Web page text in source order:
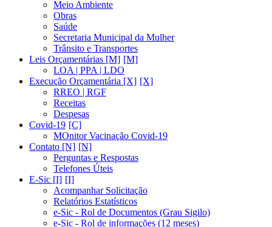
Meio Ambiente
Obras
Saúde
Secretaria Municipal da Mulher
Trânsito e Transportes
Leis Orçamentárias [M]
LOA | PPA | LDO
Execução Orçamentária [X]
RREO | RGF
Receitas
Despesas
Covid-19
MOnitor Vacinação Covid-19
Contato [N]
Perguntas e Respostas
Telefones Úteis
E-Sic [I]
Acompanhar Solicitação
Relatórios Estatísticos
e-Sic - Rol de Documentos (Grau Sigilo)
e-Sic - Rol de informações (12 meses)